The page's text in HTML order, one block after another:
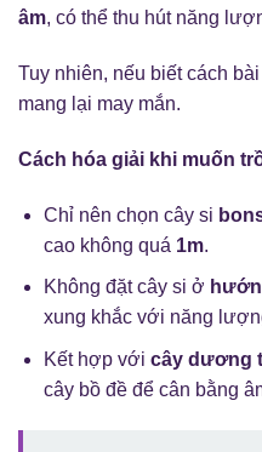
âm, có thể thu hút năng
Tuy nhiên, nếu biết cách
mang lại may mắn.
Cách hóa giải khi muốn
Chỉ nên chọn cây si
cao không quá 1m.
Không đặt cây si ở
xung khắc với năng
Kết hợp với cây dương
cây bồ đề để cân bằng